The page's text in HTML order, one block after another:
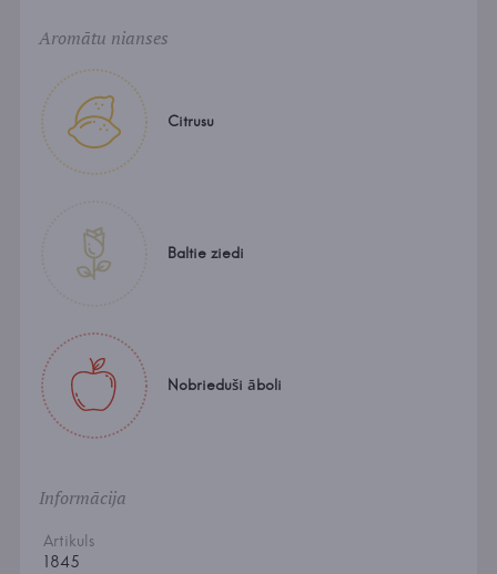
Aromātu nianses
Citrusu
Baltie ziedi
Nobrieduši āboli
Informācija
Artikuls
1845